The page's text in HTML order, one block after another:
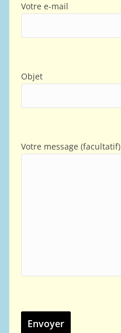
Votre e-mail
Objet
Votre message (facultatif)